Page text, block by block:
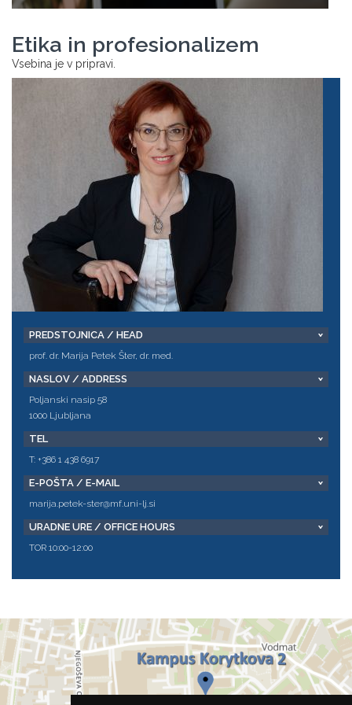
Etika in profesionalizem
Vsebina je v pripravi.
PREDSTOJNICA / HEAD
prof. dr. Marija Petek Šter, dr. med.
NASLOV / ADDRESS
Poljanski nasip 58
1000 Ljubljana
TEL
T: +386 1 438 6917
E-POŠTA / E-MAIL
marija.petek-ster@mf.uni-lj.si
URADNE URE / OFFICE HOURS
TOR 10:00-12:00